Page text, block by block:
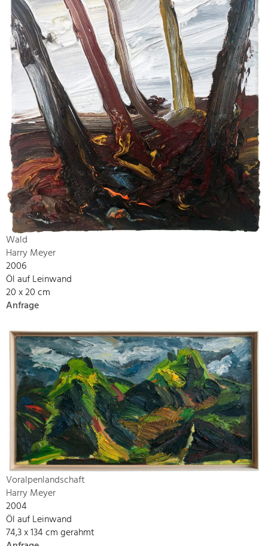
Wald
Harry Meyer
2006
Öl auf Leinwand
20 x 20 cm
Anfrage
Voralpenlandschaft
Harry Meyer
2004
Öl auf Leinwand
74,3 x 134 cm gerahmt